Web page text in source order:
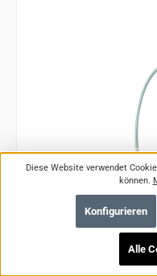
Diese Website verwendet
können.
Konfigurieren
Alle